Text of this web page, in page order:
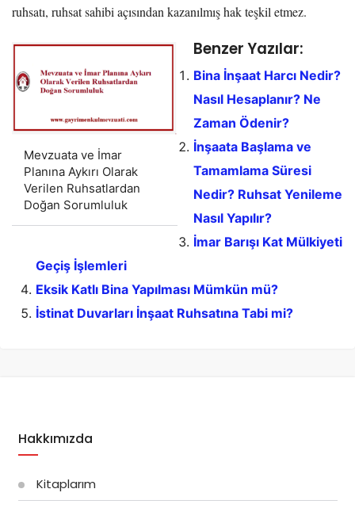
ruhsatı, ruhsat sahibi açısından kazanılmış hak teşkil etmez.
Mevzuata ve İmar
Planına Aykırı Olarak
Verilen Ruhsatlardan
Doğan Sorumluluk
Benzer Yazılar:
Bina İnşaat Harcı Nedir?
Nasıl Hesaplanır? Ne
Zaman Ödenir?
İnşaata Başlama ve
Tamamlama Süresi
Nedir? Ruhsat Yenileme
Nasıl Yapılır?
İmar Barışı Kat Mülkiyeti
Geçiş İşlemleri
Eksik Katlı Bina Yapılması Mümkün mü?
İstinat Duvarları İnşaat Ruhsatına Tabi mi?
Hakkımızda
Kitaplarım